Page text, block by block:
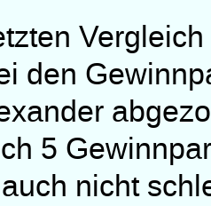
den
5
nicht